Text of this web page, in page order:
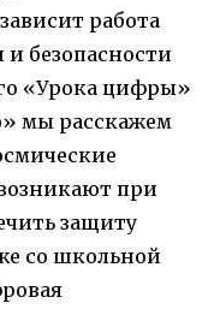
работа
безопасности
«Урока цифры»
мы расскажем
при
защиту
со школьной